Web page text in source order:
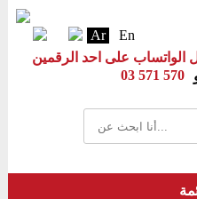
الواتساب على احد الرقمين
03 571 570
Ar En